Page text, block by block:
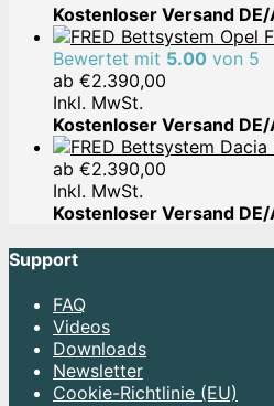
Kostenloser Versand DE/
Bewertet mit 5.00 von 5
ab €2.390,00
Inkl. MwSt.
Kostenloser Versand DE/
ab €2.390,00
Inkl. MwSt.
Kostenloser Versand DE/
Support
FAQ
Videos
Downloads
Newsletter
Cookie-Richtlinie (EU)